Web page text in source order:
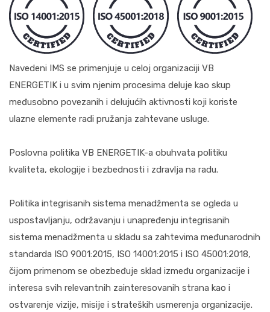
Navedeni IMS se primenjuje u celoj organizaciji VB
ENERGETIK i u svim njenim procesima deluje kao skup
međusobno povezanih i delujućih aktivnosti koji koriste
ulazne elemente radi pružanja zahtevane usluge.
Poslovna politika VB ENERGETIK-a obuhvata politiku
kvaliteta, ekologije i bezbednosti i zdravlja na radu.
Politika integrisanih sistema menadžmenta se ogleda u
uspostavljanju, održavanju i unapređenju integrisanih
sistema menadžmenta u skladu sa zahtevima međunarodnih
standarda ISO 9001:2015, ISO 14001:2015 i ISO 45001:2018,
čijom primenom se obezbeđuje sklad između organizacije i
interesa svih relevantnih zainteresovanih strana kao i
ostvarenje vizije, misije i strateških usmerenja organizacije.